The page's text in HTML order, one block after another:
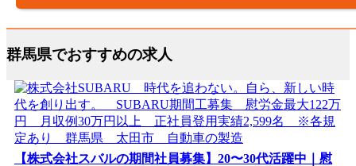
群馬県でおすすめの求人
【株式会社スバルの期間社員募集】20〜30代活躍中｜慰